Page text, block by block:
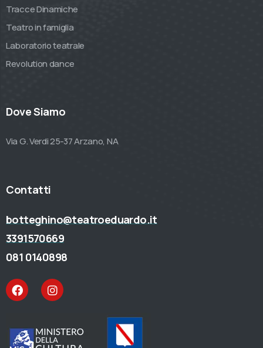
Tracce Dinamiche
Teatro in famiglia
Laboratorio teatrale
Revolution dance
Dove Siamo
Via G. Verdi 25-37 Arzano, NA
Contatti
botteghino@teatroeduardo.it
3391570669
081 0140898